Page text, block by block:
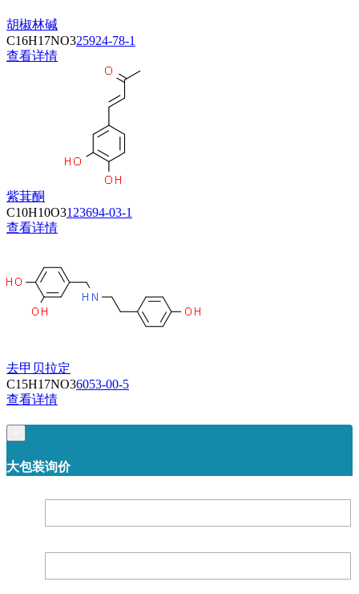
胡椒林碱
C16H17NO325924-78-1
查看详情
紫萁酮
C10H10O3123694-03-1
查看详情
去甲贝拉定
C15H17NO36053-00-5
查看详情
大包装询价